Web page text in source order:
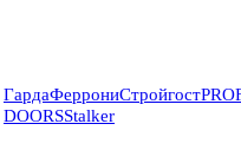
ГардаФеррониСтройгост
DOORSStalker